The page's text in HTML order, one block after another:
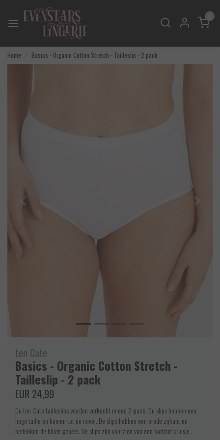
Home Basics - Organic Cotton Stretch - Tailleslip - 2 pack
Vorige
ten Cate
Basics - Organic Cotton Stretch -
Tailleslip - 2 pack
EUR 24,99
De ten Cate tailleslips worden verkocht in een 2-pack. De slips hebben een
hoge taille en komen tot de navel. De slips hebben een brede zijkant en
bedekken de billen geheel. De slips zijn voorzien van een badstof kruisje.